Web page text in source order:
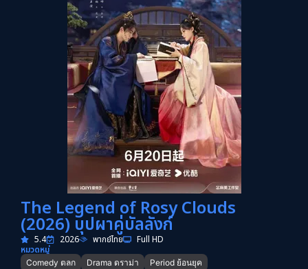
The Legend of Rosy Clouds
(2026) บุปผาคู่บัลลังก์
5.4 2026 พากย์ไทย
Full HD
หมวดหมู่
Comedy ตลก Drama ดราม่า
Period ย้อนยุค